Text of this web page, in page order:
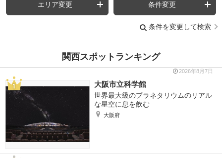
エリア変更 条件変更
条件を変更して検索
関西スポットランキング
2026年8月7日
大阪市立科学館
世界最大級のプラネタリウムのリアル
な星空に息を飲む
大阪府